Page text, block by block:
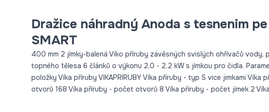
Dražice náhradný Anoda s tesnenim
SMART
400 mm 2 jímky-balená Víko příruby závěsných svislých ohřívačů vody,
topného tělesa 6 článků o výkonu 2,0 - 2,2 kW s jímkou pro čidla.
položky Víka příruby VIKAPRIRUBY Víka příruby - typ S vice jimkami Víka
otvorů 168 Víka příruby - počet otvorů 8 Víka příruby - počet jímek 2